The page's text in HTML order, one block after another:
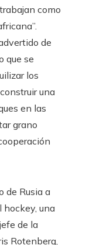
como
de
que se
los
una
en las
grano
de Rusia a
hockey, una
de la
Rotenberg,